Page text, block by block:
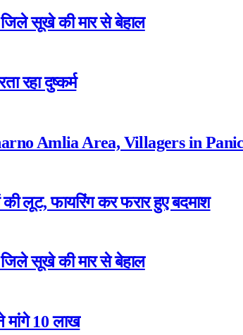
सूखे की मार से बेहाल
रहा दुष्कर्म
Amlia Area, Villagers in
लूट, फायरिंग कर फरार हुए बदमाश
सूखे की मार से बेहाल
मांगे 10 लाख